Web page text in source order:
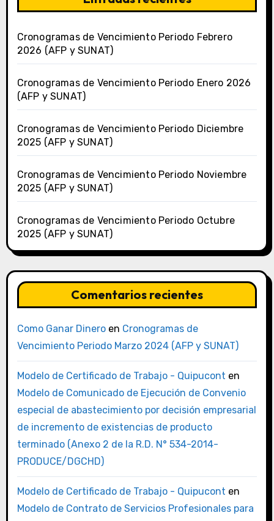
Cronogramas de Vencimiento Periodo Febrero
2026 (AFP y SUNAT)
Cronogramas de Vencimiento Periodo Enero 2026
(AFP y SUNAT)
Cronogramas de Vencimiento Periodo Diciembre
2025 (AFP y SUNAT)
Cronogramas de Vencimiento Periodo Noviembre
2025 (AFP y SUNAT)
Cronogramas de Vencimiento Periodo Octubre
2025 (AFP y SUNAT)
Comentarios recientes
Como Ganar Dineroen Cronogramas de
Vencimiento Periodo Marzo 2024 (AFP y SUNAT)
Modelo de Certificado de Trabajo - Quipucont en
Modelo de Comunicado de Ejecución de Convenio
especial de abastecimiento por decisión empresarial
de incremento de existencias de producto
terminado (Anexo 2 de la R.D. N° 534-2014-
PRODUCE/DGCHD)
Modelo de Certificado de Trabajo - Quipucont en
Modelo de Contrato de Servicios Profesionales para